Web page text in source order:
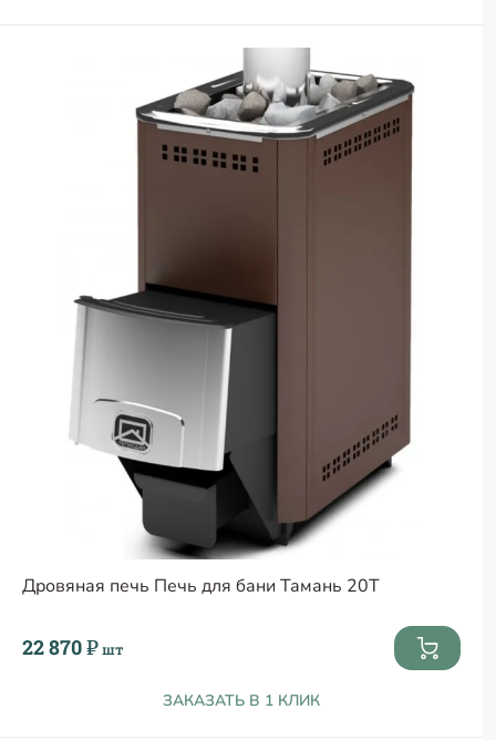
Дровяная печь Печь для бани Тамань 20Т
22 870 ₽шт
ЗАКАЗАТЬ В 1 КЛИК